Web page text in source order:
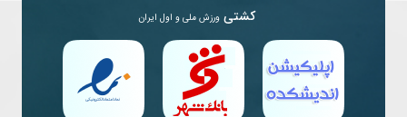
کشتی ورزش ملی و اول ایران